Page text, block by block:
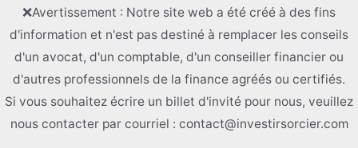
❌Avertissement : Notre site web a été créé à des fins
d'information et n'est pas destiné à remplacer les conseils
d'un avocat, d'un comptable, d'un conseiller financier ou
d'autres professionnels de la finance agréés ou certifiés.
Si vous souhaitez écrire un billet d'invité pour nous, veuillez
nous contacter par courriel : contact@investirsorcier.com